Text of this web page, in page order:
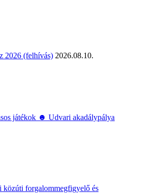
2026 (felhívás) 2026.08.10.
játékok ☻ Udvari akadálypálya
közúti forgalommegfigyelő és